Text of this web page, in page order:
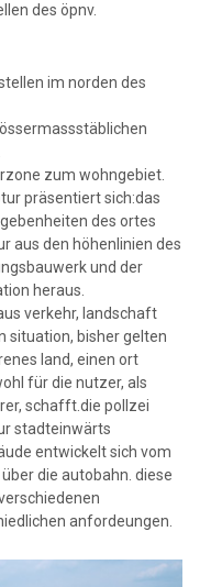
des öpnv.
im norden des
zum wohngebiet.
präsentiert sich:das
des ortes
aus den höhenlinien des
und der
heraus.
verkehr, landschaft
situation, bisher gelten
land, einen ort
für die nutzer, als
schafft.die pollzei
stadteinwärts
entwickelt sich vom
die autobahn. diese
anfordeungen.